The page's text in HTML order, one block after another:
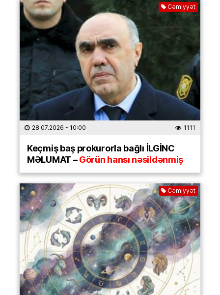
Cəmiyyət
28.07.2026 - 10:00 1111
Keçmiş baş prokurorla bağlı İLGİNC
MƏLUMAT –Görün hansı nəsildənmiş
Cəmiyyət